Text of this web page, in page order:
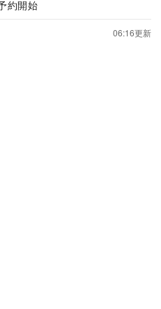
約開始
06:16更新